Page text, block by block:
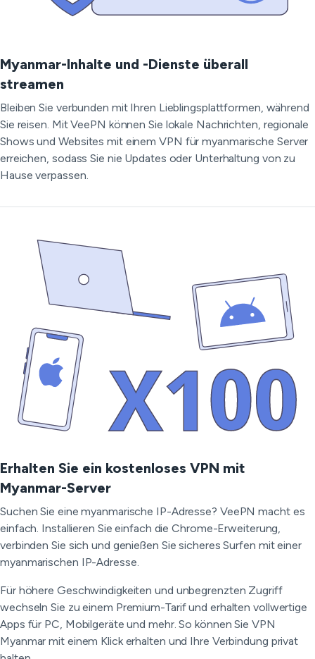
Myanmar-Inhalte und -Dienste überall
streamen
Bleiben Sie verbunden mit Ihren Lieblingsplattformen, während
Sie reisen. Mit VeePN können Sie lokale Nachrichten, regionale
Shows und Websites mit einem VPN für myanmarische Server
erreichen, sodass Sie nie Updates oder Unterhaltung von zu
Hause verpassen.
Erhalten Sie ein kostenloses VPN mit
Myanmar-Server
Suchen Sie eine myanmarische IP-Adresse? VeePN macht es
einfach. Installieren Sie einfach die Chrome-Erweiterung,
verbinden Sie sich und genießen Sie sicheres Surfen mit einer
myanmarischen IP-Adresse.
Für höhere Geschwindigkeiten und unbegrenzten Zugriff
wechseln Sie zu einem Premium-Tarif und erhalten vollwertige
Apps für PC, Mobilgeräte und mehr. So können Sie VPN
Myanmar mit einem Klick erhalten und Ihre Verbindung privat